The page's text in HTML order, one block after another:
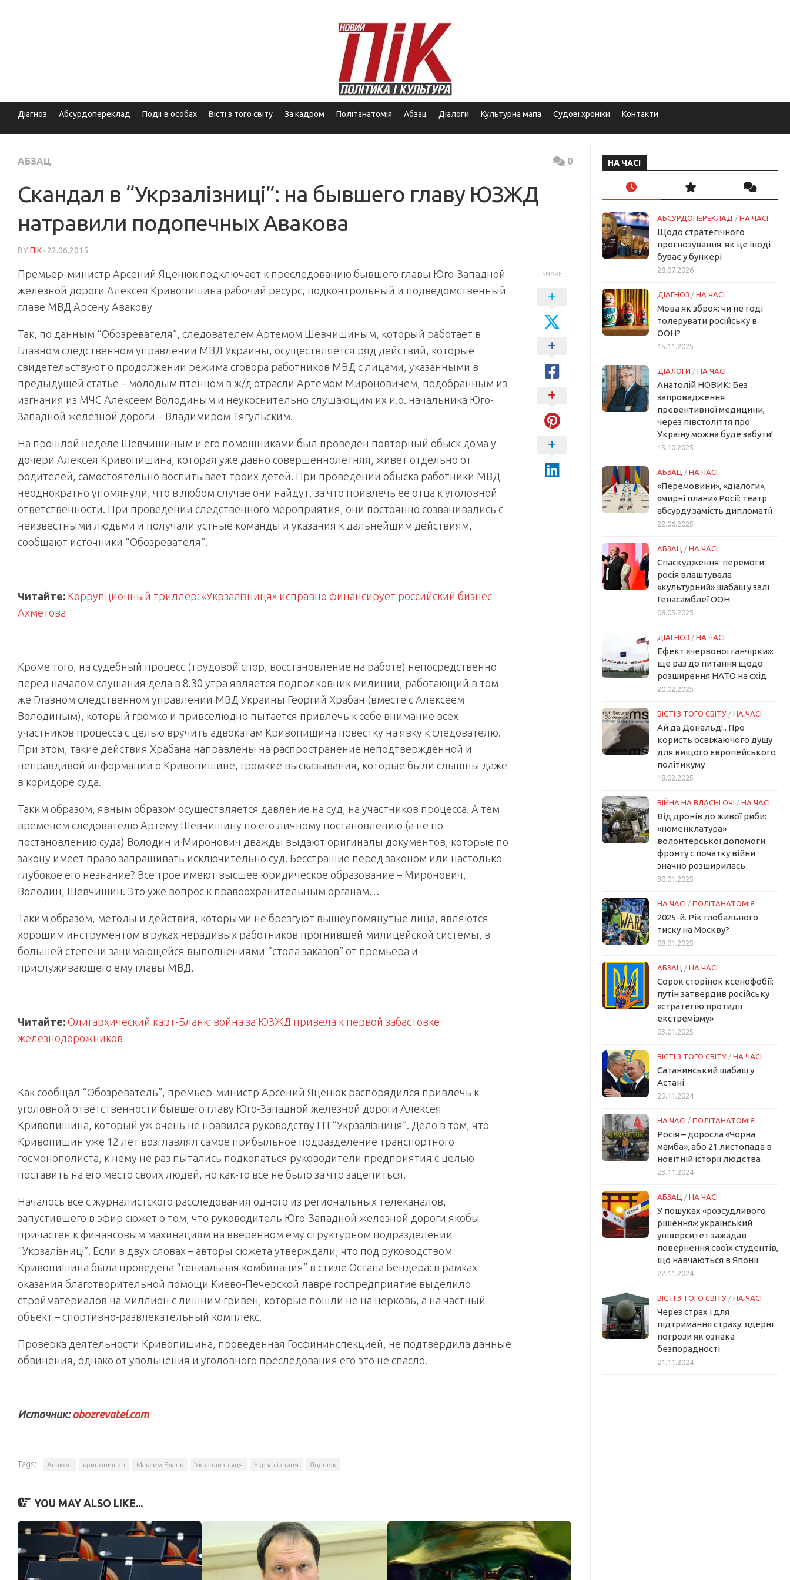
Діагноз Абсурдопереклад Події в особах Вісті з того світу За кадром Політанатомія Абзац Діалоги Культурна мапа Судові хроніки Контакти
АБЗАЦ 0
Скандал в “Укрзалізниці”: на бывшего главу ЮЗЖД
натравили подопечных Авакова
BY ПІК · 22.06.2015
Премьер-министр Арсений Яценюк подключает к преследованию бывшего главы Юго-Западной
железной дороги Алексея Кривопишина рабочий ресурс, подконтрольный и подведомственный
главе МВД Арсену Авакову
Так, по данным “Обозревателя”, следователем Артемом Шевчишиным, который работает в
Главном следственном управлении МВД Украины, осуществляется ряд действий, которые
свидетельствуют о продолжении режима сговора работников МВД с лицами, указанными в
предыдущей статье – молодым птенцом в ж/д отрасли Артемом Мироновичем, подобранным из
изгнания из МЧС Алексеем Володиным и неукоснительно слушающим их и.о. начальника Юго-
Западной железной дороги – Владимиром Тягульским.
На прошлой неделе Шевчишиным и его помощниками был проведен повторный обыск дома у
дочери Алексея Кривопишина, которая уже давно совершеннолетняя, живет отдельно от
родителей, самостоятельно воспитывает троих детей. При проведении обыска работники МВД
неоднократно упомянули, что в любом случае они найдут, за что привлечь ее отца к уголовной
ответственности. При проведении следственного мероприятия, они постоянно созванивались с
неизвестными людьми и получали устные команды и указания к дальнейшим действиям,
сообщают источники “Обозревателя”.
Читайте: Коррупционный триллер: «Укрзалізниця» исправно финансирует российский бизнес
Ахметова
Кроме того, на судебный процесс (трудовой спор, восстановление на работе) непосредственно
перед началом слушания дела в 8.30 утра является подполковник милиции, работающий в том
же Главном следственном управлении МВД Украины Георгий Храбан (вместе с Алексеем
Володиным), который громко и привселюдно пытается привлечь к себе внимание всех
участников процесса с целью вручить адвокатам Кривопишина повестку на явку к следователю.
При этом, такие действия Храбана направлены на распространение неподтвержденной и
неправдивой информации о Кривопишине, громкие высказывания, которые были слышны даже
в коридоре суда.
Таким образом, явным образом осуществляется давление на суд, на участников процесса. А тем
временем следователю Артему Шевчишину по его личному постановлению (а не по
постановлению суда) Володин и Миронович дважды выдают оригиналы документов, которые по
закону имеет право запрашивать исключительно суд. Бесстрашие перед законом или настолько
глубокое его незнание? Все трое имеют высшее юридическое образование – Миронович,
Володин, Шевчишин. Это уже вопрос к правоохранительным органам…
Таким образом, методы и действия, которыми не брезгуют вышеупомянутые лица, являются
хорошим инструментом в руках нерадивых работников прогнившей милицейской системы, в
большей степени занимающейся выполнениями “стола заказов” от премьера и
прислуживающего ему главы МВД.
Читайте: Олигархический карт-Бланк: война за ЮЗЖД привела к первой забастовке
железнодорожников
Как сообщал “Обозреватель”, премьер-министр Арсений Яценюк распорядился привлечь к
уголовной ответственности бывшего главу Юго-Западной железной дороги Алексея
Кривопишина, который уж очень не нравился руководству ГП “Укрзалізниця”. Дело в том, что
Кривопишин уже 12 лет возглавлял самое прибыльное подразделение транспортного
госмонополиста, к нему не раз пытались подкопаться руководители предприятия с целью
поставить на его место своих людей, но как-то все не было за что зацепиться.
Началось все с журналистского расследования одного из региональных телеканалов,
запустившего в эфир сюжет о том, что руководитель Юго-Западной железной дороги якобы
причастен к финансовым махинациям на вверенном ему структурном подразделении
“Укрзалізниці”. Если в двух словах – авторы сюжета утверждали, что под руководством
Кривопишина была проведена “гениальная комбинация” в стиле Остапа Бендера: в рамках
оказания благотворительной помощи Киево-Печерской лавре госпредприятие выделило
стройматериалов на миллион с лишним гривен, которые пошли не на церковь, а на частный
объект – спортивно-развлекательный комплекс.
Проверка деятельности Кривопишина, проведенная Госфининспекцией, не подтвердила данные
обвинения, однако от увольнения и уголовного преследования его это не спасло.
Источник:obozrevatel.com
SHARE
Tags: Аваков кривопишин Максим Бланк Укрзализныця Укрзалізниця Яценюк
YOU MAY ALSO LIKE...
НА ЧАСІ
АБСУРДОПЕРЕКЛАД / НА ЧАСІ
Щодо стратегічного
прогнозування: як це іноді
буває у бункері
28.07.2026
ДІАГНОЗ / НА ЧАСІ
Мова як зброя: чи не годі
толерувати російську в
ООН?
15.11.2025
ДІАЛОГИ / НА ЧАСІ
Анатолій НОВИК: Без
запровадження
превентивної медицини,
через півстоліття про
Україну можна буде забути!
15.10.2025
АБЗАЦ / НА ЧАСІ
«Перемовини», «діалоги»,
«мирні плани» Росії: театр
абсурду замість дипломатії
22.06.2025
АБЗАЦ / НА ЧАСІ
Спаскудження перемоги:
росія влаштувала
«культурний» шабаш у залі
Генасамблеї ООН
08.05.2025
ДІАГНОЗ / НА ЧАСІ
Ефект «червоної ганчірки»:
ще раз до питання щодо
розширення НАТО на схід
20.02.2025
ВІСТІ З ТОГО СВІТУ / НА ЧАСІ
Ай да Дональд!.. Про
користь освіжаючого душу
для вищого європейського
політикуму
18.02.2025
ВІЙНА НА ВЛАСНІ ОЧІ / НА ЧАСІ
Від дронів до живої риби:
«номенклатура»
волонтерської допомоги
фронту с початку війни
значно розширилась
30.01.2025
НА ЧАСІ / ПОЛІТАНАТОМІЯ
2025-й. Рік глобального
тиску на Москву?
08.01.2025
АБЗАЦ / НА ЧАСІ
Сорок сторінок ксенофобії:
путін затвердив російську
«стратегію протидії
екстремізму»
03.01.2025
ВІСТІ З ТОГО СВІТУ / НА ЧАСІ
Сатанинський шабаш у
Астані
29.11.2024
НА ЧАСІ / ПОЛІТАНАТОМІЯ
Росія – доросла «Чорна
мамба», або 21 листопада в
новітній історії людства
23.11.2024
АБЗАЦ / НА ЧАСІ
У пошуках «розсудливого
рішення»: український
університет зажадав
повернення своїх студентів,
що навчаються в Японії
22.11.2024
ВІСТІ З ТОГО СВІТУ / НА ЧАСІ
Через страх і для
підтримання страху: ядерні
погрози як ознака
безпорадності
21.11.2024